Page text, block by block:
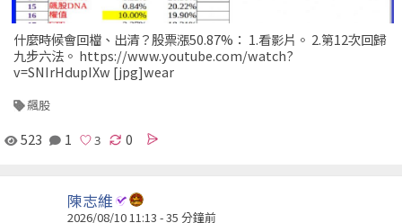
什麼時候會回檔、出清？股票漲50.87%： 1.看影片。 2.第12次回歸
九步六法。 https://www.youtube.com/watch?
v=SNIrHdupIXw [jpg]wear
飆股
523 1 0
陳志維
2026/08/10 11:13 -35 分鐘前